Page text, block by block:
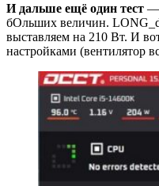
И дальше ещё один тест —
бОльших величин.
выставляем на 210 Вт. И
настройками (вентилятор